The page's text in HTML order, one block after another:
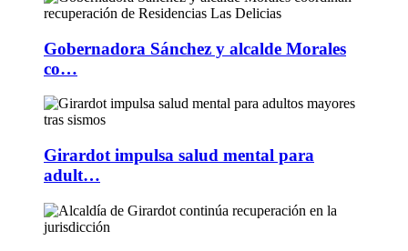
Gobernadora Sánchez y alcalde Morales
co…
Girardot impulsa salud mental para
adult…